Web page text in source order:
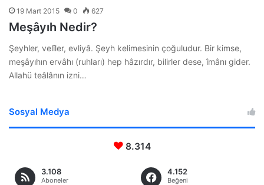
19 Mart 2015 0 627
Meşâyıh Nedir?
Şeyhler, velîler, evliyâ. Şeyh kelimesinin çoğuludur. Bir kimse,
meşâyıhın ervâhı (ruhları) hep hâzırdır, bilirler dese, îmânı gider.
Allahü teâlânın izni…
Sosyal Medya
8.314
3.108
Aboneler
4.152
Beğeni